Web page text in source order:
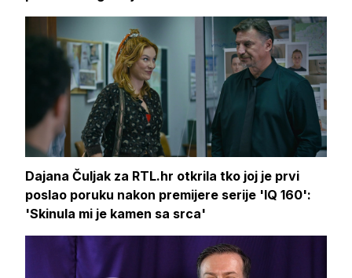
Dajana Čuljak za RTL.hr otkrila tko joj je prvi
poslao poruku nakon premijere serije 'IQ 160':
'Skinula mi je kamen sa srca'